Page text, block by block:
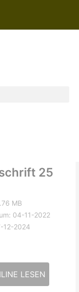
25
MB
04-11-2022
12-2024
LESEN